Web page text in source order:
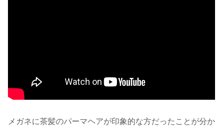
メガネに茶髪のパーマヘアが印象的な方だったことが分か